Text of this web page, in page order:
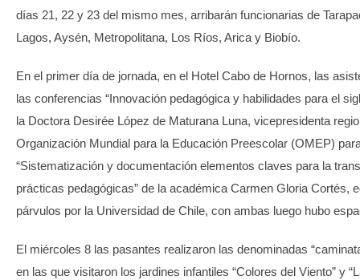
días 21, 22 y 23 del mismo mes, arribarán funcionarias de
Lagos, Aysén, Metropolitana, Los Ríos, Arica y Biobío.
En el primer día de jornada, en el Hotel Cabo de Hornos, las
las conferencias “Innovación pedagógica y habilidades para el
la Doctora Desirée López de Maturana Luna, vicepresidenta
Organización Mundial para la Educación Preescolar (OMEP)
“Sistematización y documentación elementos claves para la
prácticas pedagógicas” de la académica Carmen Gloria Cortés,
párvulos por la Universidad de Chile, con ambas luego hubo
El miércoles 8 las pasantes realizaron las denominadas
en las que visitaron los jardines infantiles “Colores del Viento” y